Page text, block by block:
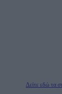
Δείτε εδώ τα